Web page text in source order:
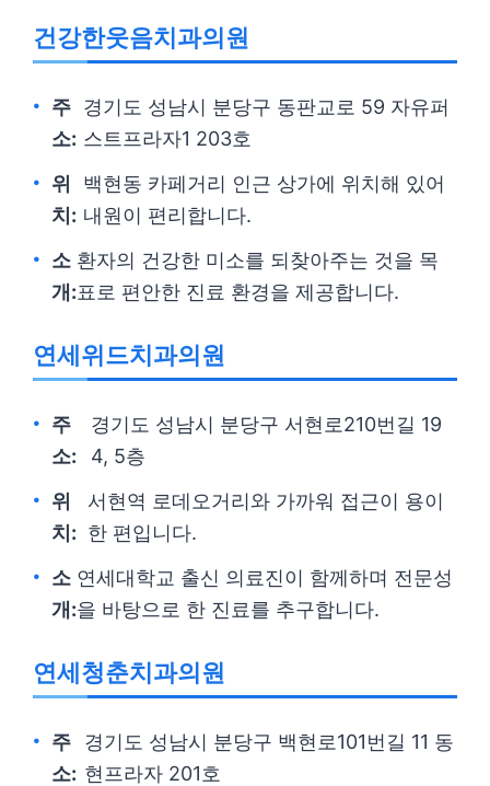
건강한웃음치과의원
주
소:
경기도 성남시 분당구 동판교로 59 자유퍼
스트프라자1 203호
위
치:
백현동 카페거리 인근 상가에 위치해 있어
내원이 편리합니다.
소
개:
환자의 건강한 미소를 되찾아주는 것을 목
표로 편안한 진료 환경을 제공합니다.
연세위드치과의원
주
소:
경기도 성남시 분당구 서현로210번길 19
4, 5층
위
치:
서현역 로데오거리와 가까워 접근이 용이
한 편입니다.
소
개:
연세대학교 출신 의료진이 함께하며 전문성
을 바탕으로 한 진료를 추구합니다.
연세청춘치과의원
주
소:
경기도 성남시 분당구 백현로101번길 11 동
현프라자 201호